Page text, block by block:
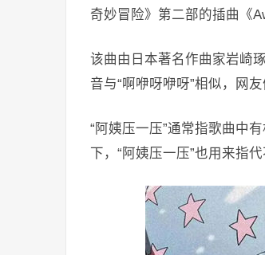
奇妙冒险》第二部的插曲《
该曲由日本著名作曲家岩崎
音与“啊咿呀咿呀”相似，网
“阿姨压一压”通常指歌曲中
下，“阿姨压一压”也用来指